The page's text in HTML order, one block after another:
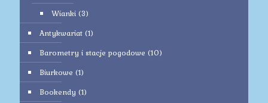
Wianki (3)
Antykwariat (1)
Barometry i stacje pogodowe (10)
Biurkowe (1)
Bookendy (1)